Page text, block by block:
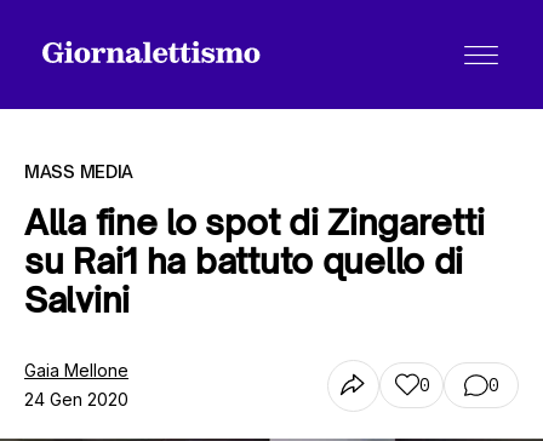
Tutti gli articoli
Chi siamo
MASS MEDIA
Alla fine lo spot di Zingaretti
su Rai1 ha battuto quello di
Salvini
Gaia Mellone
24 Gen 2020
0 0